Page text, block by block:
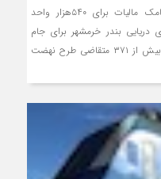
در ۱۲۰ ثانیه امروز ۲۴فروردین‌، ارسال پیامک مالیات برای ۵۴۰هزار واحد
دریایی بندر خرمشهر برای جام
جهانی ۲۰۲۲و همچنین افتتاح حساب برای بیش از ۳۷۱ متقاضی طرح نهضت